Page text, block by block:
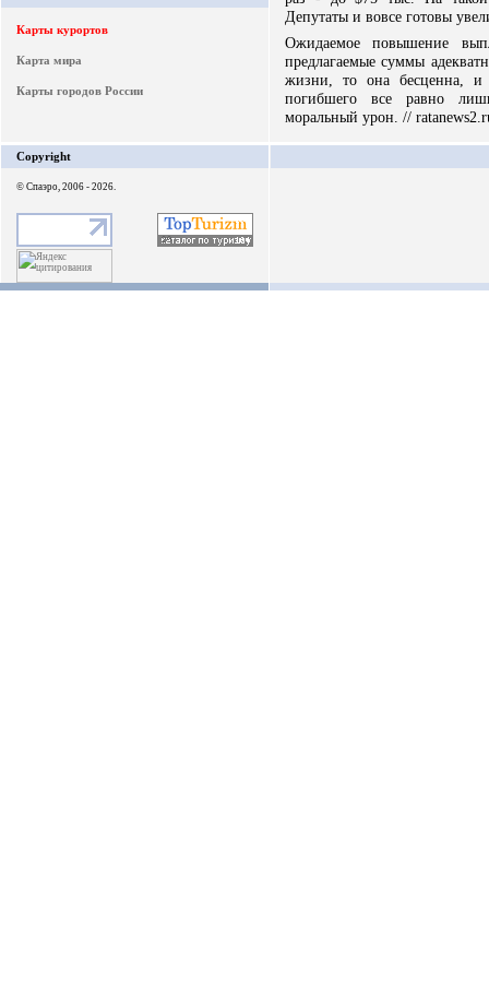
Карты курортов
Карта мира
Карты городов России
Депутаты и вовсе готовы
Ожидаемое повышение
предлагаемые суммы
жизни, то она бесценна, и
погибшего все равно
моральный урон. //
Copyright
© Спаэро, 2006 - 2026.